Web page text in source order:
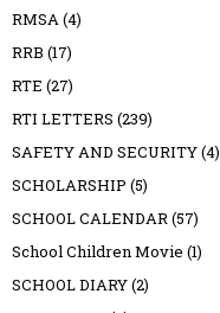
RMSA(4)
RRB (17)
RTE (27)
RTI LETTERS (239)
SAFETY AND SECURITY(4)
SCHOLARSHIP (5)
SCHOOL CALENDAR(57)
School Children Movie (1)
SCHOOL DIARY(2)